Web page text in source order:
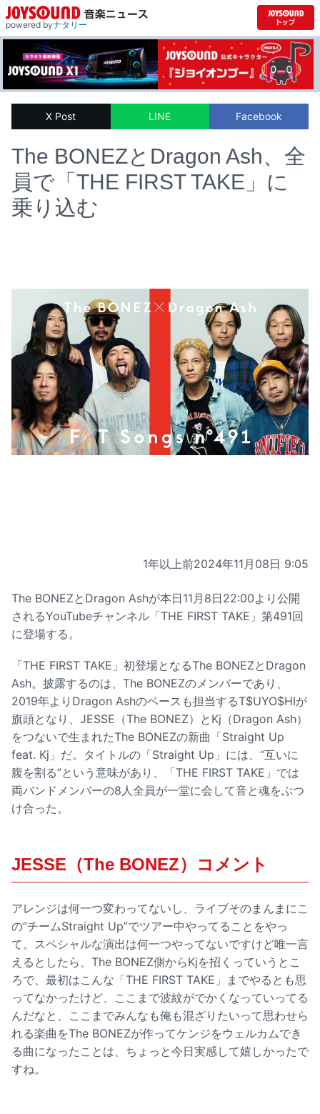
powered byナタリー
X Post LINE Facebook
The BONEZとDragon Ash、全
員で「THE FIRST TAKE」に
乗り込む
1年以上前2024年11月08日 9:05
The BONEZとDragon Ashが本日11月8日22:00より公開
されるYouTubeチャンネル「THE FIRST TAKE」第491回
に登場する。
「THE FIRST TAKE」初登場となるThe BONEZとDragon
Ash。披露するのは、The BONEZのメンバーであり、
2019年よりDragon Ashのベースも担当するT$UYO$HIが
旗頭となり、JESSE（The BONEZ）とKj（Dragon Ash）
をつないで生まれたThe BONEZの新曲「Straight Up
feat. Kj」だ。タイトルの「Straight Up」には、“互いに
腹を割る”という意味があり、「THE FIRST TAKE」では
両バンドメンバーの8人全員が一堂に会して音と魂をぶつ
け合った。
JESSE（The BONEZ）コメント
アレンジは何一つ変わってないし、ライブそのまんまにこ
の”チームStraight Up”でツアー中やってることをやっ
て。スペシャルな演出は何一つやってないですけど唯一言
えるとしたら、The BONEZ側からKjを招くっていうとこ
ろで、最初はこんな「THE FIRST TAKE」までやるとも思
ってなかったけど、ここまで波紋がでかくなっていってる
んだなと、ここまでみんなも俺も混ざりたいって思わせら
れる楽曲をThe BONEZが作ってケンジをウェルカムでき
る曲になったことは、ちょっと今日実感して嬉しかったで
すね。